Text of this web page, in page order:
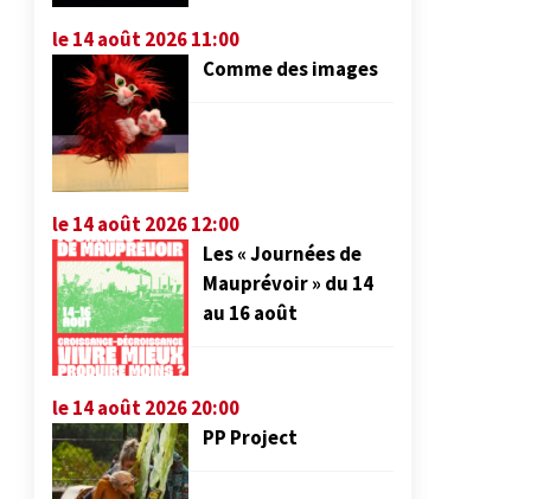
le 14 août 2026 11:00
Comme des images
le 14 août 2026 12:00
Les « Journées de
Mauprévoir » du 14
au 16 août
le 14 août 2026 20:00
PP Project